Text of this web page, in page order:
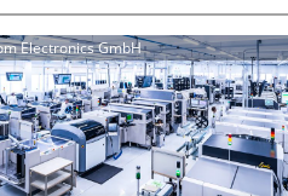
Electronics GmbH